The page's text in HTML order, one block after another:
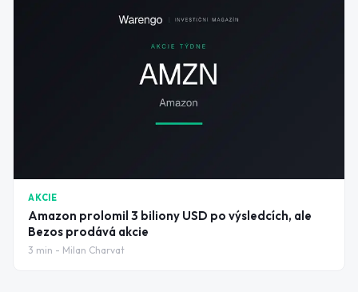
AKCIE
Amazon prolomil 3 biliony USD po výsledcích, ale
Bezos prodává akcie
3 min - Milan Charvat